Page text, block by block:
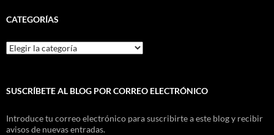
CATEGORÍAS
Categorías
SUSCRÍBETE AL BLOG POR CORREO ELECTRÓNICO
Introduce tu correo electrónico para suscribirte a este blog y recibir
avisos de nuevas entradas.